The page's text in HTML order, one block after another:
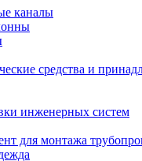
каналы
средства и
инженерных систем
для монтажа